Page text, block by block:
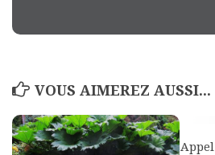
VOUS AIMEREZ AUSSI...